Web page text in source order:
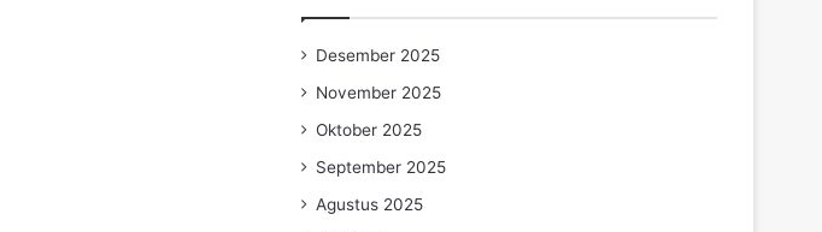
Desember 2025
November 2025
Oktober 2025
September 2025
Agustus 2025